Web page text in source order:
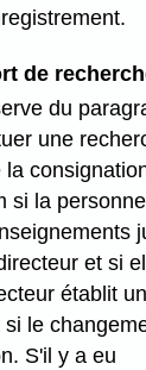
de
du
une
si la
et si
établit
le
S'il y a eu